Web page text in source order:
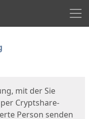
mit der Sie
Cryptshare-
Person senden